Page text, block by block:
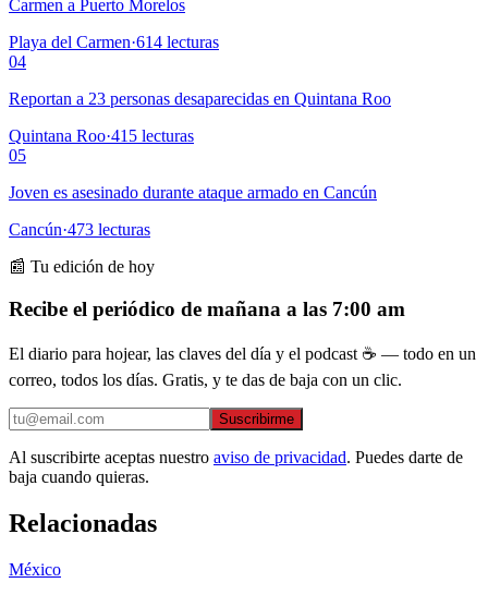
Carmen a Puerto Morelos
Playa del Carmen·614 lecturas
04
Reportan a 23 personas desaparecidas en Quintana Roo
Quintana Roo·415 lecturas
05
Joven es asesinado durante ataque armado en Cancún
Cancún·473 lecturas
📰 Tu edición de hoy
Recibe el periódico de mañana a las 7:00 am
El diario para hojear, las claves del día y el podcast ☕ — todo en un
correo, todos los días. Gratis, y te das de baja con un clic.
Suscribirme
Al suscribirte aceptas nuestro aviso de privacidad. Puedes darte de
baja cuando quieras.
Relacionadas
México